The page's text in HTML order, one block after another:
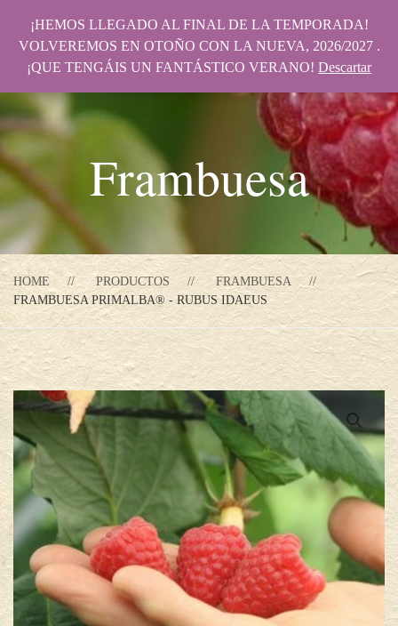
Frambuesa
HOME PRODUCTOS
FRAMBUESA
FRAMBUESA PRIMALBA® - RUBUS IDAEUS
¡HEMOS LLEGADO AL FINAL DE LA TEMPORADA!
VOLVEREMOS EN OTOÑO CON LA NUEVA, 2026/2027 .
¡QUE TENGÁIS UN FANTÁSTICO VERANO! Descartar